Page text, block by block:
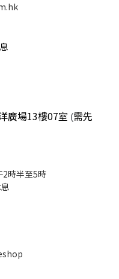
廣場13樓07室 (需先
半至5時